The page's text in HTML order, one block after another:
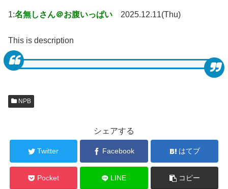
1:名無しさん＠お腹いっぱい 2025.12.11(Thu)
This is description
NPB
シェアする
Twitter Facebook はてブ
Pocket LINE コピー